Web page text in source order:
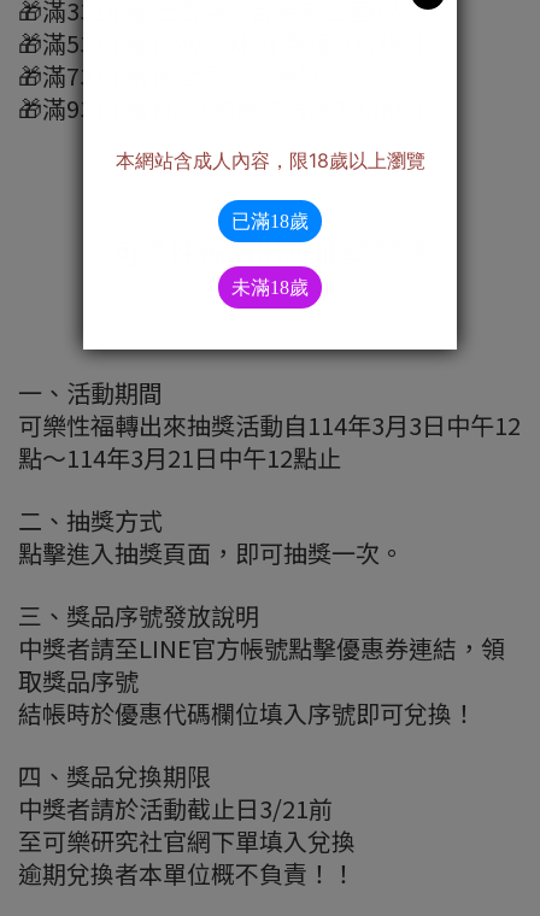
🎁滿3314 贈 杜蕾斯綜合裝衛生套6入*1
🎁滿5314 贈 Power Man 養護旅行組*1
🎁滿7314 贈 威士忌口交液*1
🎁滿9314 贈 Max+熱感潤滑液250ml*1
可樂性福轉出來抽獎辦法
一、活動期間
可樂性福轉出來抽獎活動自114年3月3日中午12
點～114年3月21日中午12點止
二、抽獎方式
點擊進入抽獎頁面，即可抽獎一次。
三、獎品序號發放說明
中獎者請至LINE官方帳號點擊優惠券連結，領
取獎品序號
結帳時於優惠代碼欄位填入序號即可兌換！
四、獎品兌換期限
中獎者請於活動截止日3/21前
至可樂研究社官網下單填入兌換
逾期兌換者本單位概不負責！！